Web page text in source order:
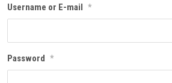
Username or E-mail *
Password *